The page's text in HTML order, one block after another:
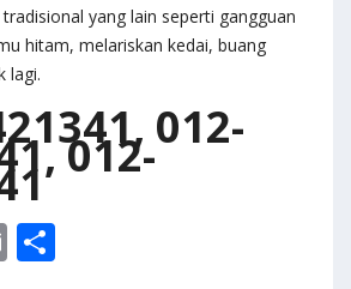
yang lain seperti gangguan
hitam, melariskan kedai, buang
lagi.
012-
012-
E